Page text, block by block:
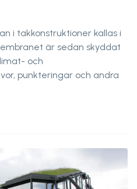
i takkonstruktioner kallas i
är sedan skyddat
och
punkteringar och andra